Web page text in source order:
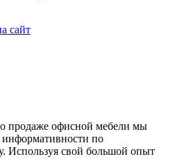
сайт
продаже офисной мебели мы
по
Используя свой большой опыт